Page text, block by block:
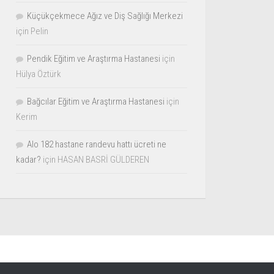
Küçükçekmece Ağız ve Diş Sağlığı Merkezi
için Pelin
Pendik Eğitim ve Araştırma Hastanesi için
Hülya Öztürk
Bağcılar Eğitim ve Araştırma Hastanesi için
Kerim
Alo 182 hastane randevu hattı ücreti ne
kadar? için HASAN BASRİ GÜLDEREN